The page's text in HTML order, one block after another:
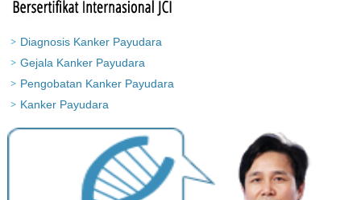
Diagnosis Kanker Payudara
Gejala Kanker Payudara
Pengobatan Kanker Payudara
Kanker Payudara